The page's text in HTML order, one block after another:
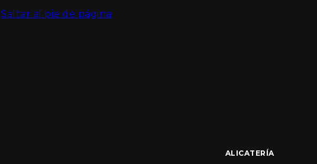
Saltar al pie de página
ALICATERÍA